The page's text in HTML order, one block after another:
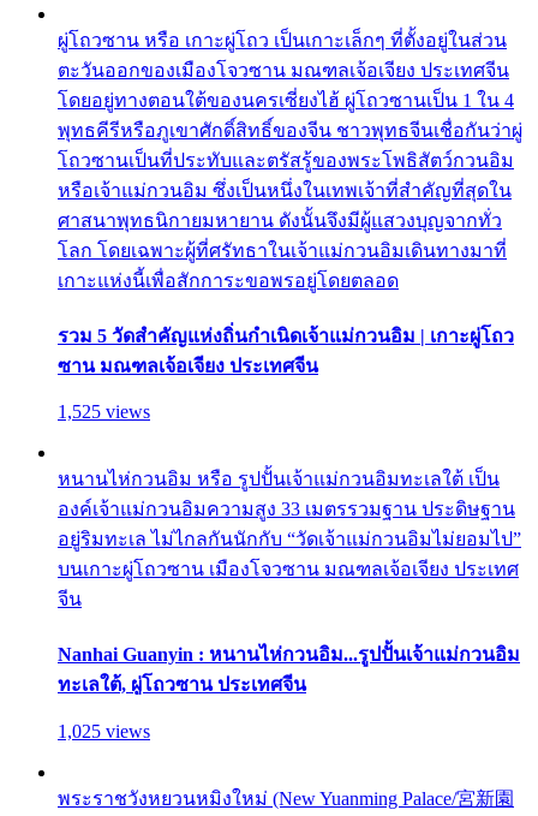
ผู่โถวซาน หรือ เกาะผู่โถว เป็นเกาะเล็กๆ ที่ตั้งอยู่ในส่วน
ตะวันออกของเมืองโจวซาน มณฑลเจ้อเจียง ประเทศจีน
โดยอยู่ทางตอนใต้ของนครเซี่ยงไฮ้ ผู่โถวซานเป็น 1 ใน 4
พุทธคีรีหรือภูเขาศักดิ์สิทธิ์ของจีน ชาวพุทธจีนเชื่อกันว่าผู่
โถวซานเป็นที่ประทับและตรัสรู้ของพระโพธิสัตว์กวนอิม
หรือเจ้าแม่กวนอิม ซึ่งเป็นหนึ่งในเทพเจ้าที่สำคัญที่สุดใน
ศาสนาพุทธนิกายมหายาน ดังนั้นจึงมีผู้แสวงบุญจากทั่ว
โลก โดยเฉพาะผู้ที่ศรัทธาในเจ้าแม่กวนอิมเดินทางมาที่
เกาะแห่งนี้เพื่อสักการะขอพรอยู่โดยตลอด
รวม 5 วัดสำคัญแห่งถิ่นกำเนิดเจ้าแม่กวนอิม | เกาะผู่โถว
ซาน มณฑลเจ้อเจียง ประเทศจีน
1,525 views
หนานไห่กวนอิม หรือ รูปปั้นเจ้าแม่กวนอิมทะเลใต้ เป็น
องค์เจ้าแม่กวนอิมความสูง 33 เมตรรวมฐาน ประดิษฐาน
อยู่ริมทะเล ไม่ไกลกันนักกับ “วัดเจ้าแม่กวนอิมไม่ยอมไป”
บนเกาะผู่โถวซาน เมืองโจวซาน มณฑลเจ้อเจียง ประเทศ
จีน
Nanhai Guanyin : หนานไห่กวนอิม...รูปปั้นเจ้าแม่กวนอิม
ทะเลใต้, ผู่โถวซาน ประเทศจีน
1,025 views
พระราชวังหยวนหมิงใหม่ (New Yuanming Palace/宮新園